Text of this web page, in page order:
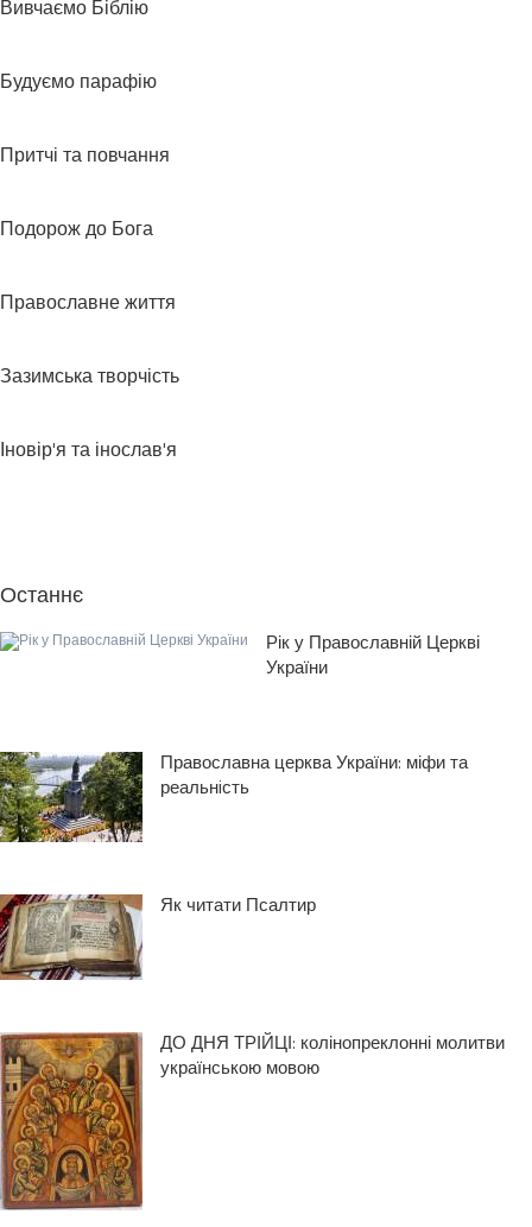
Вивчаємо Біблію
Будуємо парафію
Притчі та повчання
Подорож до Бога
Православне життя
Зазимська творчість
Іновір'я та інослав'я
Останнє
Рік у Православній Церкві
України
Православна церква України: міфи та
реальнiсть
Як читати Псалтир
ДО ДНЯ ТРІЙЦІ: колінопреклонні молитви
українською мовою